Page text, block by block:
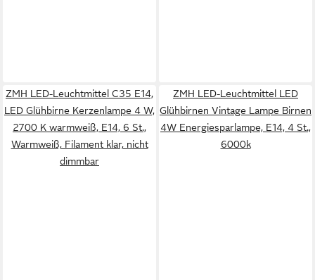
ZMH LED-Leuchtmittel C35 E14,
LED Glühbirne Kerzenlampe 4 W,
2700 K warmweiß, E14, 6 St.,
Warmweiß, Filament klar, nicht
dimmbar
ZMH LED-Leuchtmittel LED
Glühbirnen Vintage Lampe Birnen
4W Energiesparlampe, E14, 4 St.,
6000k